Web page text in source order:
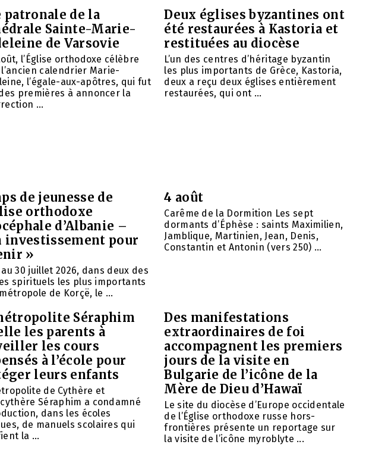
patronale de la
Sainte-Marie-
de Varsovie
l’Église orthodoxe célèbre
calendrier Marie-
l’égale-aux-apôtres, qui fut
des premières à annoncer la
...
Deux églises byzantines ont
été restaurées à Kastoria et
restituées au diocèse
L’un des centres d’héritage byzantin
les plus importants de Grèce, Kastoria,
deux a reçu deux églises entièrement
restaurées, qui ont ...
de jeunesse de
orthodoxe
d’Albanie –
investissement pour
»
au 30 juillet 2026, dans deux des
spirituels les plus importants
de Korçë, le ...
4 août
Carême de la Dormition Les sept
dormants d’Éphèse : saints Maximilien,
Jamblique, Martinien, Jean, Denis,
Constantin et Antonin (vers 250) ...
Séraphim
les parents à
les cours
à l’école pour
leurs enfants
de Cythère et
Séraphim a condamné
dans les écoles
de manuels scolaires qui
la ...
Des manifestations
extraordinaires de foi
accompagnent les premiers
jours de la visite en
Bulgarie de l’icône de la
Mère de Dieu d’Hawaï
Le site du diocèse d’Europe occidentale
de l’Église orthodoxe russe hors-
frontières présente un reportage sur
la visite de l’icône myroblyte ...